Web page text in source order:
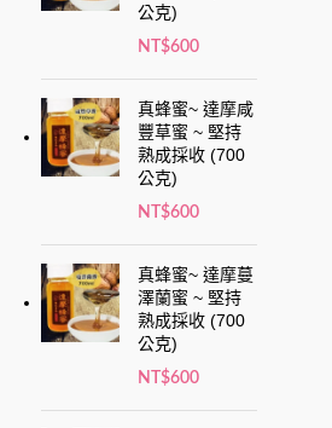
公克)
NT$600
真蜂蜜~ 達摩咸
豐草蜜 ~ 堅持
熟成採收 (700
公克)
NT$600
真蜂蜜~ 達摩蔓
澤蘭蜜 ~ 堅持
熟成採收 (700
公克)
NT$600